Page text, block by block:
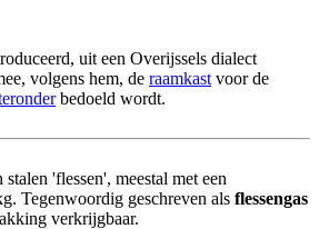
uit een Overijssels dialect
volgens hem, de raamkast voor de
bedoeld wordt.
'flessen', meestal met een
Tegenwoordig geschreven als flessengas
verkrijgbaar.